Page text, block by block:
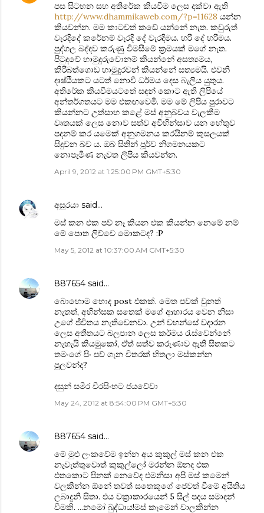
පස සිටහන සහ අතිරේක කියවීම ලෙස දක්වා ඇති
http://www.dhammikaweb.com/?p=11628 යන්න
කියවන්න. මම කාටවත් කඩේ යන්නේ නැත. කවුරුත්
වැරදිදේ කරේනම් වැරදි දේ වැරදිමය. හරි දේ හරිමය.
පුද්ගල බද්දව කරුණු විමසීමේ ක්‍රමයක් මගේ නැත.
පිටුදවේ හාමුදුරුවොනම් කියන්නේ අසත්‍යමය,
කිරිබත්ගොඩ හාමුදුරවන් කියන්නේ සත්‍යමයි. එවනි
දෘෂ්ඨියකට යටත් නොවී ධර්මය දෙස බැලිය යුතුය.
අතිරේක කියවීමයටතේ සඳන් කොට ඇති ලිපියේ
අන්තර්ගතයට මම එකඟවෙමි. මම මේ ලිපිය පුරාවට
කියන්නට උත්සාහ කළේ මස් අනුබවය වැලකීම
වෘතයක් ලෙස නොව සත්ව අවිහින්සාව යන හේතුව
පදනම් කර යමෙක් අනුගමනය කරයිනම් කුසලයක්
සිදුවන බව ය. ඔබ සිතින් පූර්ව නිගමනයකට
නොපැමිණ නැවත ලිපිය කියවන්න.
April 9, 2012 at 1:25:00 PM GMT+5:30
අසුරයා said…
මස් කන එක පව් නෑ කියන එක කියන්න නෙමේ නම්
මේ පොත ලිව්වෙ මොකටද? :P
May 5, 2012 at 10:37:00 AM GMT+5:30
887654 said…
බොහොම හොද post එකක්. මෙත පවක් වුනත්
නැතත්, අහින්සක සතෙක් මගේ ආහාරය වෙන නිසා
උගේ ජීවිතය නැතිවෙනවා. උන් වහන්සේ වදාරන
ලෙස අතීතයට බලපාන ලෙස කර්මය රැස්වෙන්නේ
නැහැයි කියමුකෝ, ඒත් සත්ව කරුණාව ඇති සිතකට
තමංගේ පිං පව් ගැන විතරක් හිතලා මස්කන්න
පුලවන්ද?
දසුන් සමීර වීරසිංහට ජයවේවා
May 24, 2012 at 8:54:00 PM GMT+5:30
887654 said…
මේ මුළු ලංකවේම ඉන්න අය කුකුල් මස් කන එක
නැවැත්තුවොත් කුකුල්ලෝ මරන්න ඕනද එක
එතකොට පිනක් නෙවේද එමනිසා අපි මස් කමෙන්
වලකින්න ඕනේ තවත් සතෙකුගේ ජෙවත් වීමේ අයිතිය
ලබාදුනි සිතා. එය වක්‍රාකාරයෙන් 5 සිල් පදය සමාදන්
වීමකි. ...නමෝ බුද්ධාය!මස් කෑමෙන් වාලකින්න